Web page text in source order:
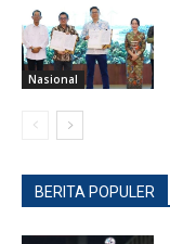
Nasional
BERITA POPULER